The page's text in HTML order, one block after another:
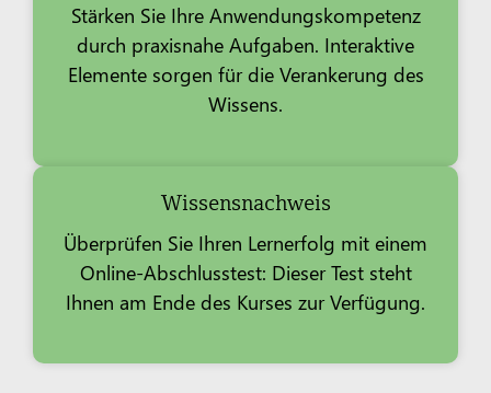
Stärken Sie Ihre Anwendungskompetenz
durch praxisnahe Aufgaben. Interaktive
Elemente sorgen für die Verankerung des
Wissens.
Wissensnachweis
Überprüfen Sie Ihren Lernerfolg mit einem
Online-Abschlusstest: Dieser Test steht
Ihnen am Ende des Kurses zur Verfügung.